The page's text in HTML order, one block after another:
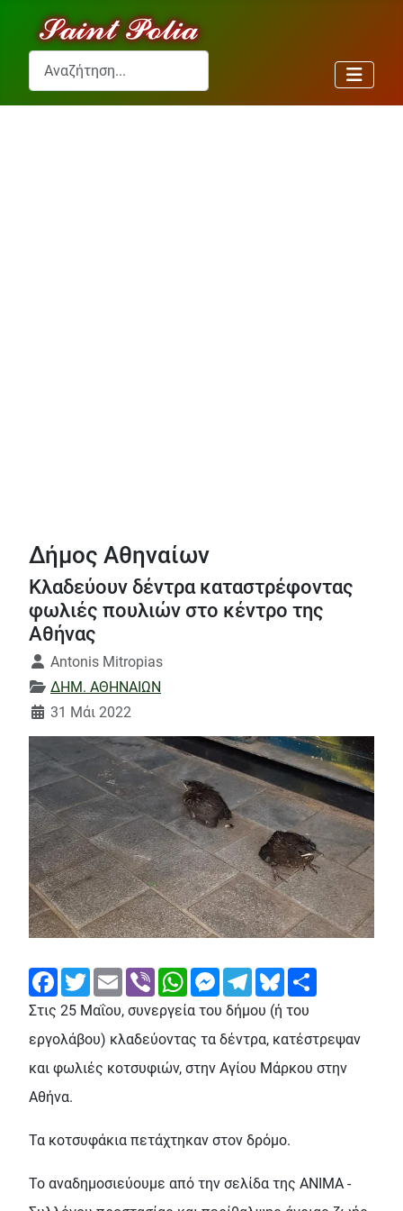
Αναζήτηση...
Δήμος Αθηναίων
Κλαδεύουν δέντρα καταστρέφοντας
φωλιές πουλιών στο κέντρο της
Αθήνας
Λεπτομέρειες
Antonis Mitropias
ΔΗΜ. ΑΘΗΝΑΙΩΝ
31 Μάι 2022
FacebookTwitterEmail Viber WhatsAppMessengerTelegramBluesky
Στις 25 Μαΐου, συνεργεία του δήμου (ή του
εργολάβου) κλαδεύοντας τα δέντρα, κατέστρεψαν
και φωλιές κοτσυφιών, στην Αγίου Μάρκου στην
Αθήνα.
Τα κοτσυφάκια πετάχτηκαν στον δρόμο.
Το αναδημοσιεύουμε από την σελίδα της ΑΝΙΜΑ -